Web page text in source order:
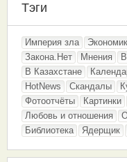
Тэги
Империя зла
Закона.Нет
Мнения
В Казахстане
HotNews
Скандалы
Фотоотчёты
Картинки
Любовь и отношения
Библиотека
Ядерщик